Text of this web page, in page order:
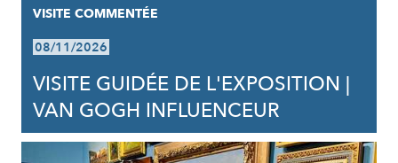
VISITE COMMENTÉE
08/11/2026
VISITE GUIDÉE DE L'EXPOSITION |
VAN GOGH INFLUENCEUR